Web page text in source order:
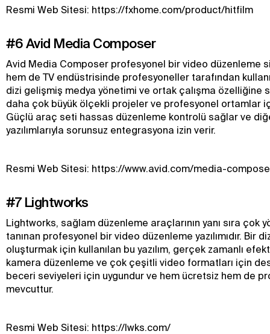
Resmi Web Sitesi: https://fxhome.com/product/hitfilm
#6 Avid Media Composer
Avid Media Composer profesyonel bir video düzenleme
hem de TV endüstrisinde profesyoneller tarafından
dizi gelişmiş medya yönetimi ve ortak çalışma özelliğine
daha çok büyük ölçekli projeler ve profesyonel ortamlar
Güçlü araç seti hassas düzenleme kontrolü sağlar ve
yazılımlarıyla sorunsuz entegrasyona izin verir.
Resmi Web Sitesi: https://www.avid.com/media-
#7 Lightworks
Lightworks, sağlam düzenleme araçlarının yanı sıra çok
tanınan profesyonel bir video düzenleme yazılımıdır. Bir
oluşturmak için kullanılan bu yazılım, gerçek zamanlı
kamera düzenleme ve çok çeşitli video formatları için
beceri seviyeleri için uygundur ve hem ücretsiz hem de
mevcuttur.
Resmi Web Sitesi: https://lwks.com/